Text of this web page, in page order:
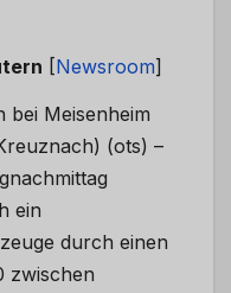
[Newsroom]
bei Meisenheim
(ots) –
ein
durch einen
zwischen